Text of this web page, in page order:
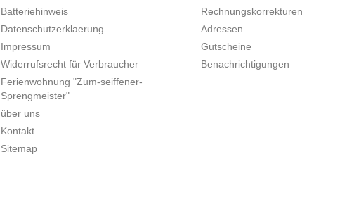
Batteriehinweis
Datenschutzerklaerung
Impressum
Widerrufsrecht für Verbraucher
Ferienwohnung "Zum-seiffener-
Sprengmeister"
über uns
Kontakt
Sitemap
Rechnungskorrekturen
Adressen
Gutscheine
Benachrichtigungen